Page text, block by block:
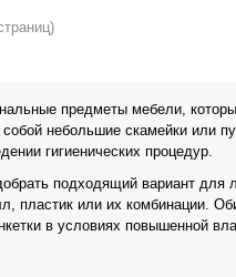
предметы мебели,
небольшие скамейки или
гигиенических процедур.
подходящий вариант для
пластик или их комбинации.
в условиях повышенной